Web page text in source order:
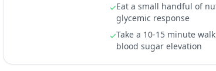
✓Eat a small handful of
glycemic response
✓Take a 10-15 minute
blood sugar elevation